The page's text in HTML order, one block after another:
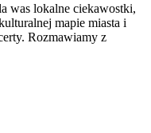
was lokalne ciekawostki,
mapie miasta i
Rozmawiamy z